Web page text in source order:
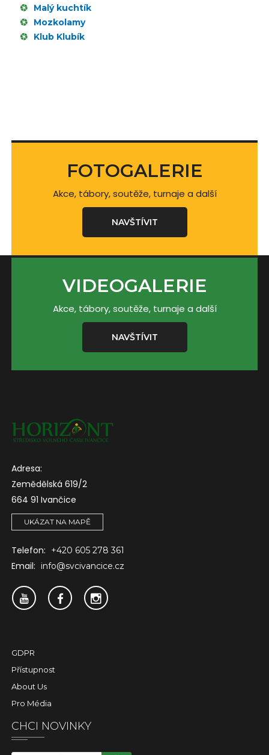
Malý kuchtík
Mozkolamy
Klub Klubík
FOTOGALERIE
Akce, tábory, soutěže, turnaje a další
NAVŠTÍVIT
VIDEOGALERIE
Akce, tábory, soutěže, turnaje a další
NAVŠTÍVIT
Adresa:
Zemědělská 619/2
664 91 Ivančice
UKÁZAT NA MAPĚ
Telefon: +420 605 278 361
Email: info@svcivancice.cz
GDPR
Přístupnost
About Us
Pro Média
CHCI NOVINKY